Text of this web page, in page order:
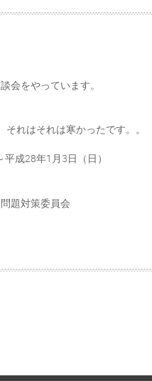
会をやっています。
れはそれは寒かったです。。
成28年1月3日（日）
題対策委員会